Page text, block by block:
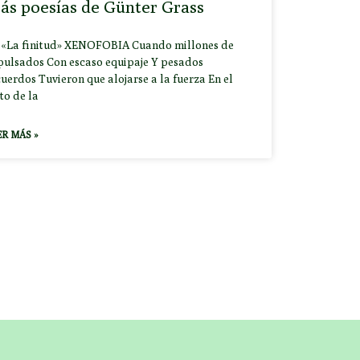
poesías de Günter Grass
«La finitud» XENOFOBIA Cuando millones de
Con escaso equipaje Y pesados
Tuvieron que alojarse a la fuerza En el
de la
MÁS »